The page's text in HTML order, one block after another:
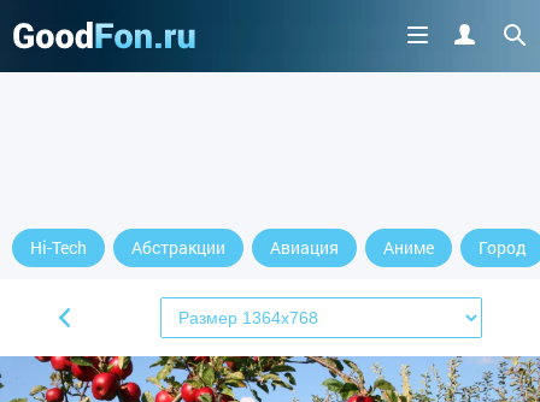
Hi-Tech Абстракции Авиация Аниме Город